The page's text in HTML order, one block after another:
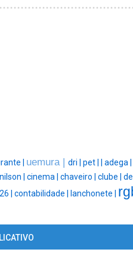
| uemura | dri | pet | adega |
nilson | cinema | chaveiro | clube |
| contabilidade | lanchonete |